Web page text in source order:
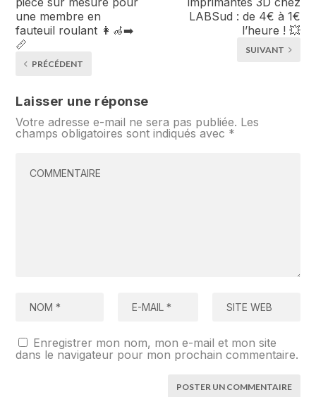
une membre en
fauteuil roulant 👩‍🦽‍➡️
📏
PRÉCÉDENT
LABSud : de 4€ à 1€
l’heure ! 💥
SUIVANT
Laisser une réponse
Votre adresse e-mail ne sera pas publiée. Les
champs obligatoires sont indiqués avec *
Enregistrer mon nom, mon e-mail et mon site
dans le navigateur pour mon prochain commentaire.